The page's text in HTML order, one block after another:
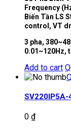
Frequency
Biến Tần LS
control, VT
3 pha,
0.01~120Hz,
Add to cart
SV220IP5A-
0 ₫